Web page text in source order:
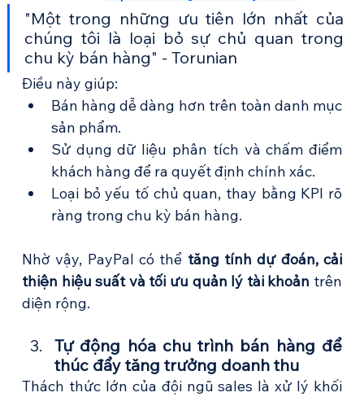
"Một trong những ưu tiên lớn nhất của
chúng tôi là loại bỏ sự chủ quan trong
chu kỳ bán hàng" - Torunian
Điều này giúp:
Bán hàng dễ dàng hơn trên toàn danh mục
sản phẩm.
Sử dụng dữ liệu phân tích và chấm điểm
khách hàng để ra quyết định chính xác.
Loại bỏ yếu tố chủ quan, thay bằng KPI rõ
ràng trong chu kỳ bán hàng.
Nhờ vậy, PayPal có thể tăng tính dự đoán, cải
thiện hiệu suất và tối ưu quản lý tài khoản trên
diện rộng.
Tự động hóa chu trình bán hàng để
thúc đẩy tăng trưởng doanh thu
Thách thức lớn của đội ngũ sales là xử lý khối